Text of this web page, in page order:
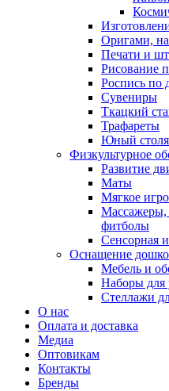
Оригами,
Печати и
Рисование
Роспись по
Сувениры
Ткацкий
Трафареты
Юный
Физкультурное
Развитие
Маты
Мягкое
Массажеры,
фитболы
Сенсорная
Оснащение
Мебель и
Наборы для
Стеллажи
О нас
Оплата и доставка
Медиа
Оптовикам
Контакты
Бренды